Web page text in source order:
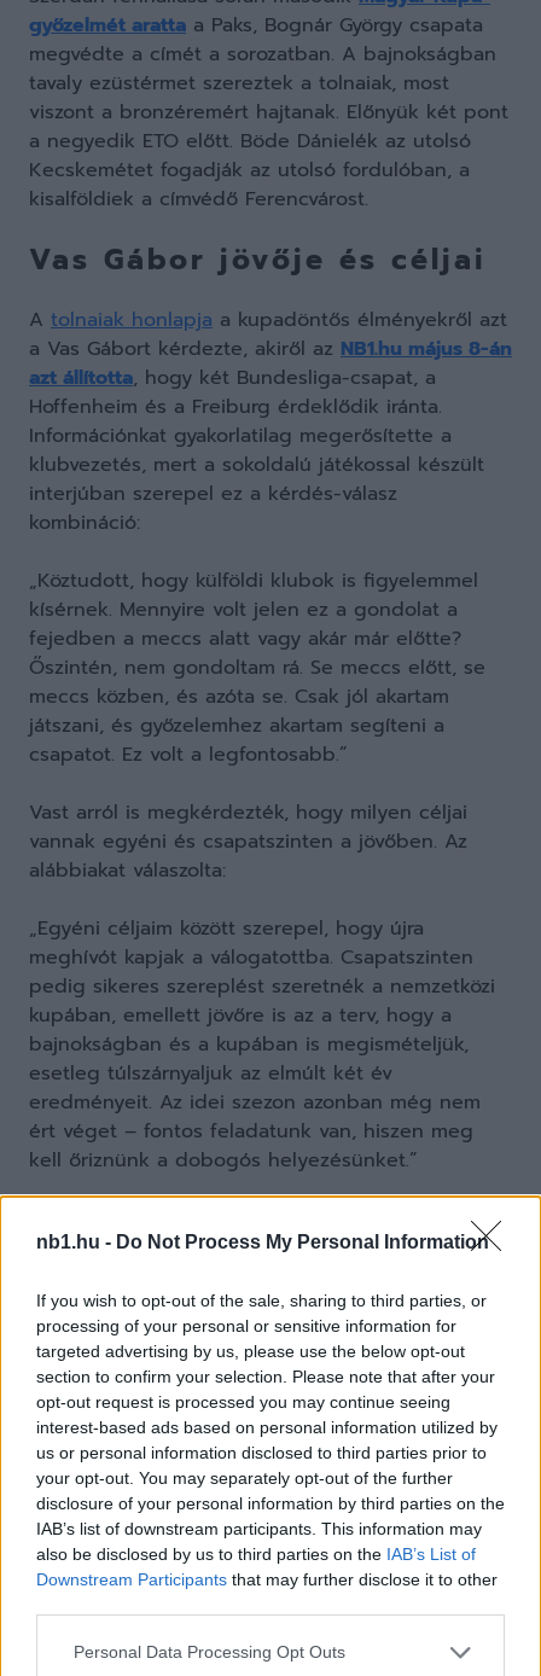
nb1.hu - Do Not Process My Personal Information
If you wish to opt-out of the sale, sharing to third parties, or
processing of your personal or sensitive information for
targeted advertising by us, please use the below opt-out
section to confirm your selection. Please note that after your
opt-out request is processed you may continue seeing
interest-based ads based on personal information utilized by
us or personal information disclosed to third parties prior to
your opt-out. You may separately opt-out of the further
disclosure of your personal information by third parties on the
IAB’s list of downstream participants. This information may
also be disclosed by us to third parties on the IAB’s List of
Downstream Participants that may further disclose it to other
Please note that this website/app uses one or more Google
Personal Data Processing Opt Outs
győzelmét aratta a Paks, Bognár György csapata
megvédte a címét a sorozatban. A bajnokságban
tavaly ezüstérmet szereztek a tolnaiak, most
viszont a bronzéremért hajtanak. Előnyük két pont
a negyedik ETO előtt. Böde Dánielék az utolsó
Kecskemétet fogadják az utolsó fordulóban, a
kisalföldiek a címvédő Ferencvárost.
Vas Gábor jövője és céljai
A tolnaiak honlapja a kupadöntős élményekről azt
a Vas Gábort kérdezte, akiről az NB1.hu május 8-án
azt állította, hogy két Bundesliga-csapat, a
Hoffenheim és a Freiburg érdeklődik iránta.
Információnkat gyakorlatilag megerősítette a
klubvezetés, mert a sokoldalú játékossal készült
interjúban szerepel ez a kérdés-válasz
kombináció:
„Köztudott, hogy külföldi klubok is figyelemmel
kísérnek. Mennyire volt jelen ez a gondolat a
fejedben a meccs alatt vagy akár már előtte?
Őszintén, nem gondoltam rá. Se meccs előtt, se
meccs közben, és azóta se. Csak jól akartam
játszani, és győzelemhez akartam segíteni a
csapatot. Ez volt a legfontosabb.”
Vast arról is megkérdezték, hogy milyen céljai
vannak egyéni és csapatszinten a jövőben. Az
alábbiakat válaszolta:
„Egyéni céljaim között szerepel, hogy újra
meghívót kapjak a válogatottba. Csapatszinten
pedig sikeres szereplést szeretnék a nemzetközi
kupában, emellett jövőre is az a terv, hogy a
bajnokságban és a kupában is megismételjük,
esetleg túlszárnyaljuk az elmúlt két év
eredményeit. Az idei szezon azonban még nem
ért véget – fontos feladatunk van, hiszen meg
kell őriznünk a dobogós helyezésünket.”
Utóbbira, az utolsó forduló párosításait figyelembe
véve, reális esélyük van a tolnaiaknak…
NB1 TABELLA M GY
1.
ETO FC GYŐR 33 20
2.
FERENCVÁROSI TC 33 21
3.
PAKSI FC 33 15
4.
DVSC 33 14
5.
ZTE FC 33 13 9
6.
PUSKÁS AKADÉMIA FC 33 13
7.
ÚJPEST FC 33 11
8.
KISVÁRDA MASTER GOOD 33 11 7
9.
NYÍREGYHÁZA SPARTACUS FC 10